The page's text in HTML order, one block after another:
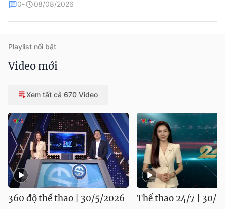
0 08/08/2026
Playlist nổi bật
Video mới
Xem tất cả 670 Video
360 độ thể thao | 30/5/2026 Thể thao 24/7 | 30/